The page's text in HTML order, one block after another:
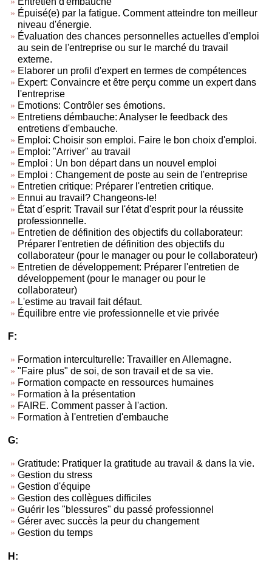
Épuisé(e) par la fatigue. Comment atteindre ton meilleur
niveau d'énergie.
Évaluation des chances personnelles actuelles d'emploi
au sein de l'entreprise ou sur le marché du travail
externe.
Elaborer un profil d'expert en termes de compétences
Expert: Convaincre et être perçu comme un expert dans
l'entreprise
Emotions: Contrôler ses émotions.
Entretiens démbauche: Analyser le feedback des
entretiens d'embauche.
Emploi: Choisir son emploi. Faire le bon choix d'emploi.
Emploi: "Arriver" au travail
Emploi : Un bon départ dans un nouvel emploi
Emploi : Changement de poste au sein de l'entreprise
Entretien critique: Préparer l'entretien critique.
Ennui au travail? Changeons-le!
État d´esprit: Travail sur l'état d'esprit pour la réussite
professionnelle.
Entretien de définition des objectifs du collaborateur:
Préparer l'entretien de définition des objectifs du
collaborateur (pour le manager ou pour le collaborateur)
Entretien de développement: Préparer l'entretien de
développement (pour le manager ou pour le
collaborateur)
L'estime au travail fait défaut.
Équilibre entre vie professionnelle et vie privée
F:
Formation interculturelle: Travailler en Allemagne.
"Faire plus" de soi, de son travail et de sa vie.
Formation compacte en ressources humaines
Formation à la présentation
FAIRE. Comment passer à l'action.
Formation à l'entretien d'embauche
G:
Gratitude: Pratiquer la gratitude au travail & dans la vie.
Gestion du stress
Gestion d'équipe
Gestion des collègues difficiles
Guérir les "blessures" du passé professionnel
Gérer avec succès la peur du changement
Gestion du temps
H: